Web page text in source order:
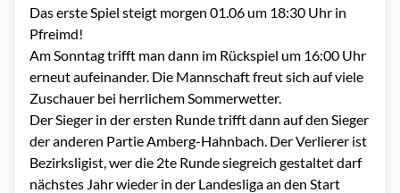
Das erste Spiel steigt morgen 01.06 um 18:30 Uhr in
Pfreimd!
Am Sonntag trifft man dann im Rückspiel um 16:00 Uhr
erneut aufeinander. Die Mannschaft freut sich auf viele
Zuschauer bei herrlichem Sommerwetter.
Der Sieger in der ersten Runde trifft dann auf den Sieger
der anderen Partie Amberg-Hahnbach. Der Verlierer ist
Bezirksligist, wer die 2te Runde siegreich gestaltet darf
nächstes Jahr wieder in der Landesliga an den Start